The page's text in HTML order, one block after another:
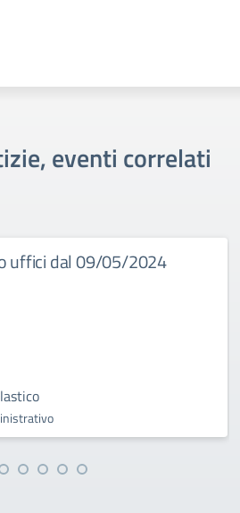
eventi correlati
uffici dal 09/05/2024